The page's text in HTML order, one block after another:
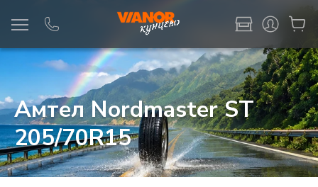
Амтел Nordmaster ST
205/70R15
Информация Фото товара